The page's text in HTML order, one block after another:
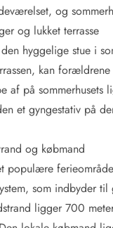
og
og lukket terrasse
hyggelige stue i
kan
af på
et gyngestativ på
og købmand
populære
som indbyder
ligger 700